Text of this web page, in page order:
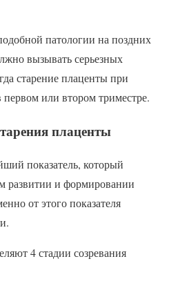
патологии на поздних
вызывать серьезных
старение плаценты при
первом или втором триместре.
плаценты
показатель, который
развитии и формировании
от этого показателя
4 стадии созревания